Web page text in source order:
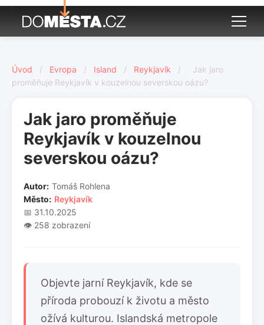
Úvod / Evropa / Island / Reykjavík /
Jak jaro
proměňuje Reykjavík v kouzelnou severskou oázu?
Jak jaro proměňuje
Reykjavík v kouzelnou
severskou oázu?
Autor: Tomáš Rohlena
Město: Reykjavík
📅 31.10.2025
👁️ 258 zobrazení
Objevte jarní Reykjavík, kde se
příroda probouzí k životu a město
ožívá kulturou. Islandská metropole